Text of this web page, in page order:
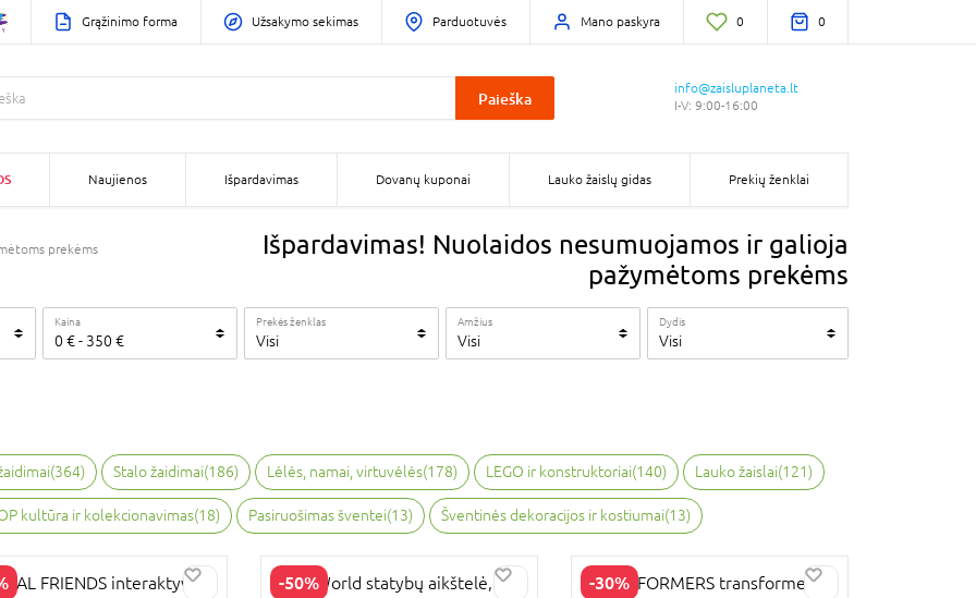
Grąžinimo forma Užsakymo sekimas Parduotuvės Mano paskyra 0 0
Paieška
info@zaisluplaneta.lt
I-V: 9:00-16:00
Naujienos Išpardavimas Dovanų kuponai Lauko žaislų gidas Prekių ženklai
prekėms
Išpardavimas! Nuolaidos nesumuojamos ir galioja
pažymėtoms prekėms
Kaina
0 €- 350 €
Prekės ženklas
Visi
Amžius
Visi
Dydis
Visi
(364) Stalo žaidimai(186) Lėlės, namai, virtuvėlės(178) LEGO ir konstruktoriai(140) Lauko žaislai(121)
kultūra ir kolekcionavimas(18) Pasiruošimas šventei(13) Šventinės dekoracijos ir kostiumai(13)
FRIENDS interaktyvus
-50%
SIKU World statybų aikštelė,
-30%
TRANSFORMERS transformeris